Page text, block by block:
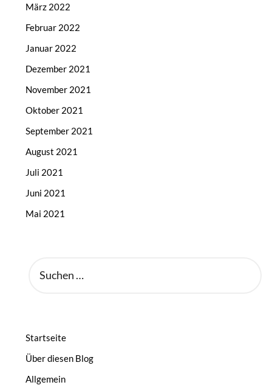
März 2022
Februar 2022
Januar 2022
Dezember 2021
November 2021
Oktober 2021
September 2021
August 2021
Juli 2021
Juni 2021
Mai 2021
NACH:
Startseite
Über diesen Blog
Allgemein